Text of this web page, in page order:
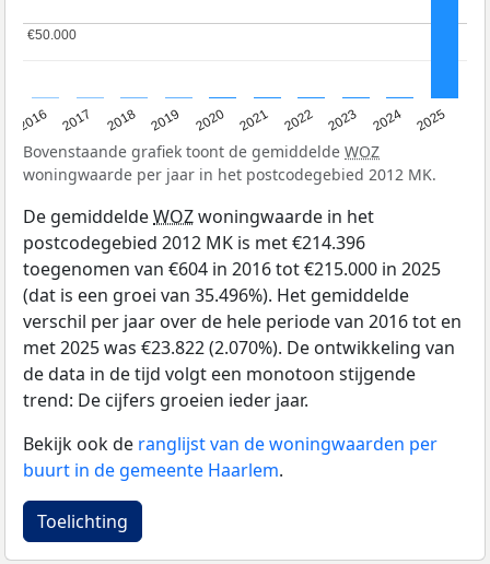
2016 2017 2018 2019 2020 2021 2022 2023 2024 2025
€50.000
€50.000
Bovenstaande grafiek toont de gemiddelde WOZ
woningwaarde per jaar in het postcodegebied 2012 MK.
De gemiddeldeWOZwoningwaarde in het
postcodegebied 2012 MK is met €214.396
toegenomen van €604 in 2016 tot €215.000 in 2025
(dat is een groei van 35.496%). Het gemiddelde
verschil per jaar over de hele periode van 2016 tot en
met 2025 was €23.822 (2.070%). De ontwikkeling van
de data in de tijd volgt een monotoon stijgende
trend: De cijfers groeien ieder jaar.
Bekijk ook de ranglijst van de woningwaarden per
buurt in de gemeente Haarlem.
Toelichting